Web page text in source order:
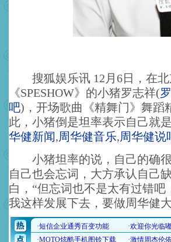
搜狐娱乐讯 12月6日，在北
《SPESHOW》的小猪罗志祥(
吧) ，开场歌曲《精舞门》舞
此，小猪倒是坦率表示自己就
华健新闻,周华健音乐,周华健说
小猪坦率的说，自己的确很
自己也会忘词，大方承认自己
白，“但忘词也不是太有过错
我这样发展下去，要做周华健